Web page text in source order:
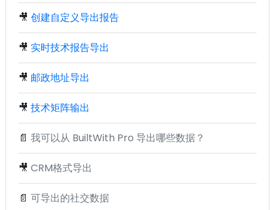
🎥 创建自定义导出报告
🎥 实时技术报告导出
🎥 邮政地址导出
🎥 技术矩阵输出
📄 我可以从 BuiltWith Pro 导出哪些数据？
🎥 CRM格式导出
📄 可导出的社交数据